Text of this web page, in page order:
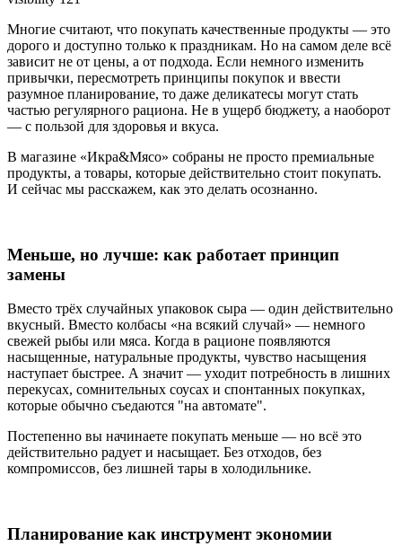
Многие считают, что покупать качественные продукты — это
дорого и доступно только к праздникам. Но на самом деле всё
зависит не от цены, а от подхода. Если немного изменить
привычки, пересмотреть принципы покупок и ввести
разумное планирование, то даже деликатесы могут стать
частью регулярного рациона. Не в ущерб бюджету, а наоборот
— с пользой для здоровья и вкуса.
В магазине «Икра&Мясо» собраны не просто премиальные
продукты, а товары, которые действительно стоит покупать.
И сейчас мы расскажем, как это делать осознанно.
Меньше, но лучше: как работает принцип
замены
Вместо трёх случайных упаковок сыра — один действительно
вкусный. Вместо колбасы «на всякий случай» — немного
свежей рыбы или мяса. Когда в рационе появляются
насыщенные, натуральные продукты, чувство насыщения
наступает быстрее. А значит — уходит потребность в лишних
перекусах, сомнительных соусах и спонтанных покупках,
которые обычно съедаются "на автомате".
Постепенно вы начинаете покупать меньше — но всё это
действительно радует и насыщает. Без отходов, без
компромиссов, без лишней тары в холодильнике.
Планирование как инструмент экономии